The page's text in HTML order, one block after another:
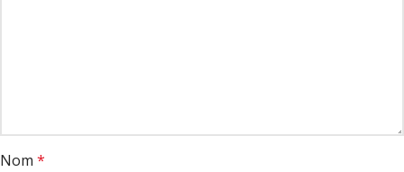
Nom *